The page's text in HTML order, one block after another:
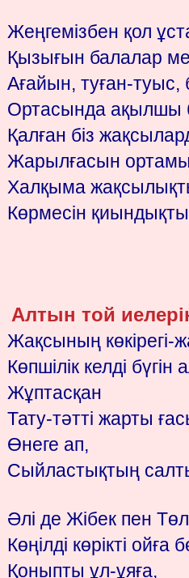
Жеңгемізбен қол
Қызығын балалар
Ағайын, туған-
Ортасында ақылшы
Қалған біз
Жарылғасын
Халқыма
Көрмесін
Алтын той
Жақсының көкірегі-
Көпшілік келді бүгін
Жұптасқан
Тату-тәтті жарты
Өнеге ап,
Сыйластықтың
Әлі де Жібек пен
Көңілді көрікті ойға
Қоныпты ұл-ұяға,